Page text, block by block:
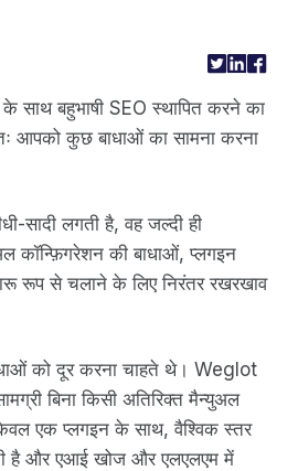
साथ बहुभाषी SEO स्थापित करने का
आपको कुछ बाधाओं का सामना करना
सादी लगती है, वह जल्दी ही
कॉन्फ़िगरेशन की बाधाओं, प्लगइन
रूप से चलाने के लिए निरंतर रखरखाव
को दूर करना चाहते थे। Weglot
बिना किसी अतिरिक्त मैन्युअल
एक प्लगइन के साथ, वैश्विक स्तर
है और एआई खोज और एलएलएम में